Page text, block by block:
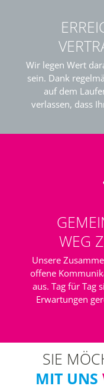
Wir legen Wert
sein. Dank
auf dem
verlassen, dass
WEG
Unsere
offene
aus. Tag für Tag
Erwartungen
SIE
MIT UNS